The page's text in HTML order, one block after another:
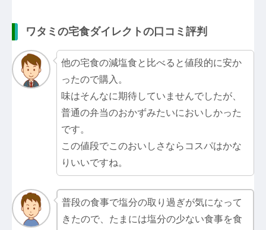
ワタミの宅食ダイレクトの口コミ評判
他の宅食の減塩食と比べると値段的に安か
ったので購入。
味はそんなに期待していませんでしたが、
普通の弁当のおかずみたいにおいしかった
です。
この値段でこのおいしさならコスパはかな
りいいですね。
普段の食事で塩分の取り過ぎが気になって
きたので、たまには塩分の少ない食事を食